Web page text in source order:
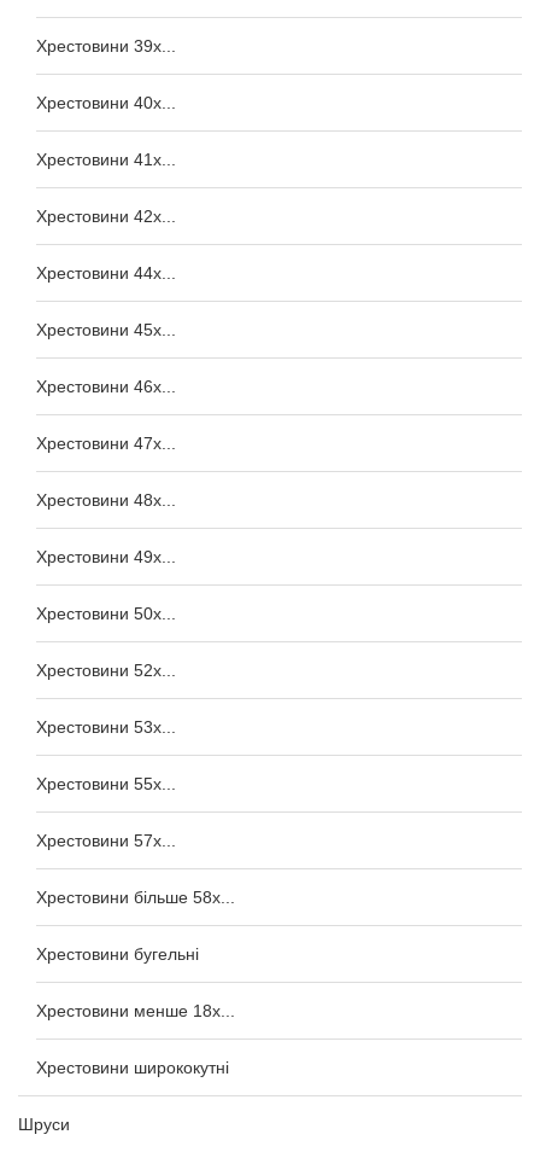
Хрестовини 39x...
Хрестовини 40x...
Хрестовини 41x...
Хрестовини 42x...
Хрестовини 44x...
Хрестовини 45x...
Хрестовини 46x...
Хрестовини 47x...
Хрестовини 48x...
Хрестовини 49x...
Хрестовини 50x...
Хрестовини 52x...
Хрестовини 53x...
Хрестовини 55x...
Хрестовини 57x...
Хрестовини більше 58x...
Хрестовини бугельні
Хрестовини менше 18x...
Хрестовини ширококутні
Шруси